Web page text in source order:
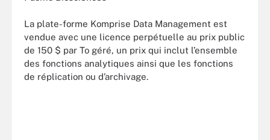
La plate-forme Komprise Data Management est
vendue avec une licence perpétuelle au prix public
de 150 $ par To géré, un prix qui inclut l’ensemble
des fonctions analytiques ainsi que les fonctions
de réplication ou d’archivage.